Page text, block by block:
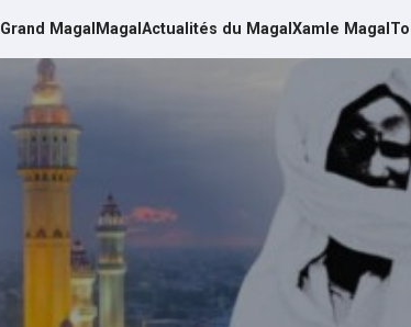
Grand Magal Magal Actualités du Magal Xamle Magal